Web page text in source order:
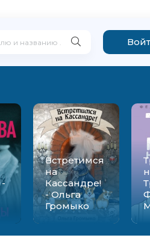
-
Встретимся
на
Кассандре!
- Ольга
Громыко